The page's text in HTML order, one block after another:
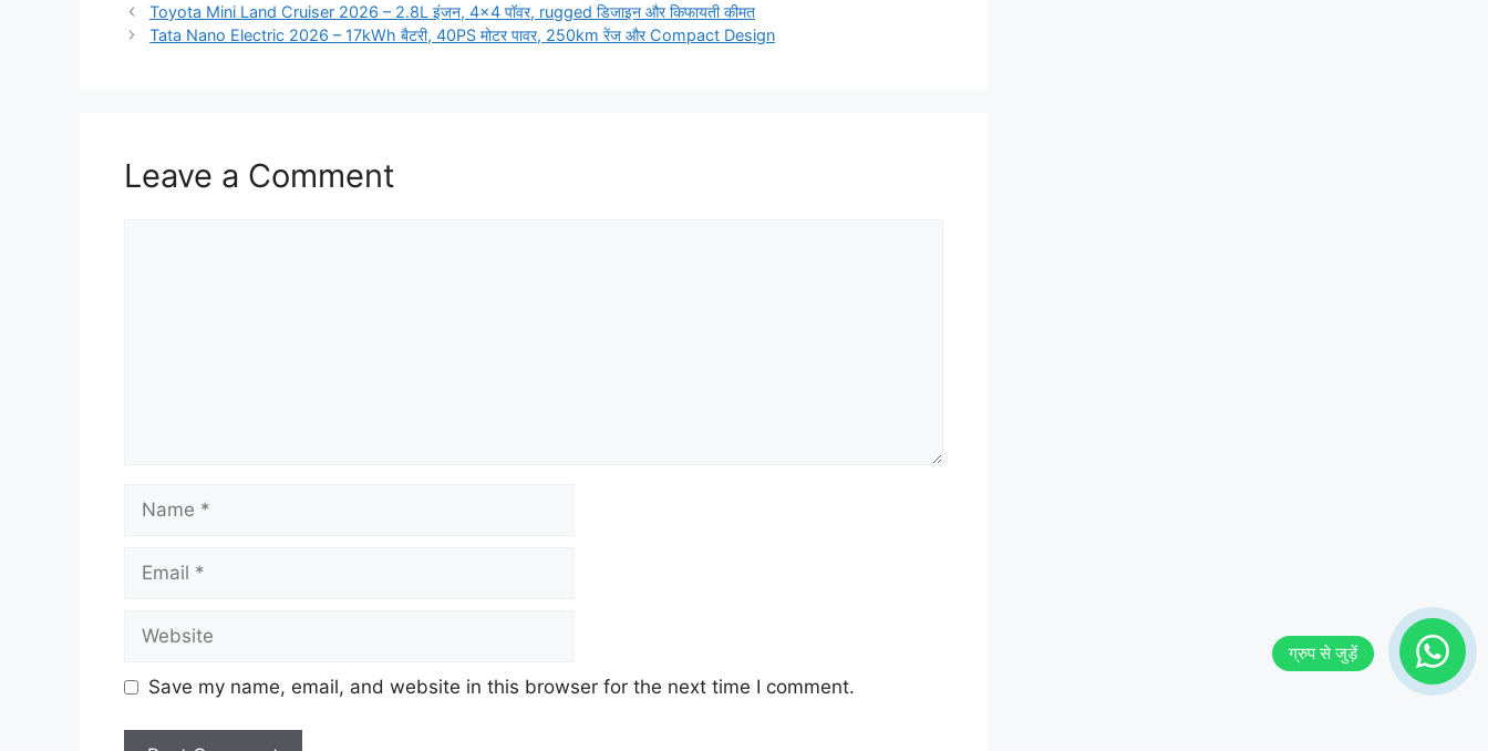
Toyota Mini Land Cruiser 2026 – 2.8L इंजन, 4×4 पॉवर, rugged डिजाइन और किफायती कीमत
Tata Nano Electric 2026 – 17kWh बैटरी, 40PS मोटर पावर, 250km रेंज और Compact Design
Leave a Comment
Name
Email
Website
Save my name, email, and website in this browser for the next time I comment.